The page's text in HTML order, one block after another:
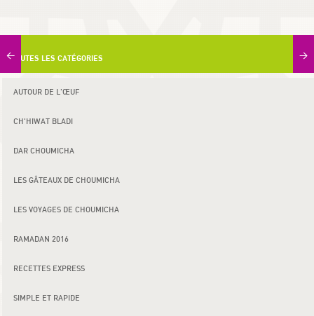
TOUTES LES CATÉGORIES
AUTOUR DE L'ŒUF
CH'HIWAT BLADI
DAR CHOUMICHA
LES GÂTEAUX DE CHOUMICHA
LES VOYAGES DE CHOUMICHA
RAMADAN 2016
RECETTES EXPRESS
SIMPLE ET RAPIDE
< >